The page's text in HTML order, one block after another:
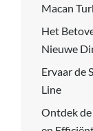
Macan
Het
Nieuwe
Ervaar de
Line
Ontdek